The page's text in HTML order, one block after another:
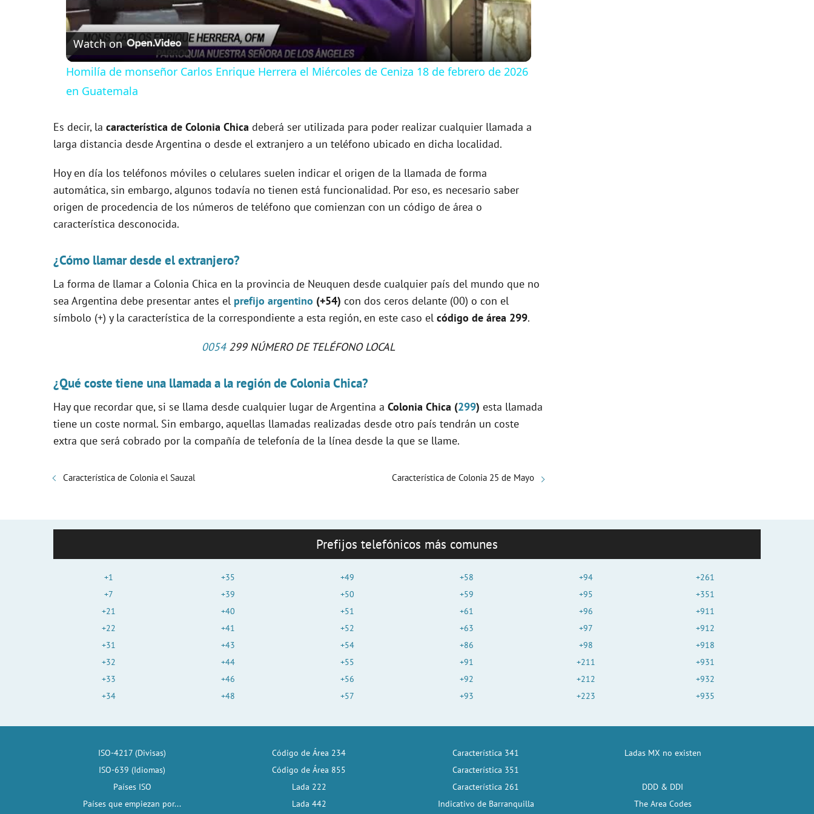
a
y
i
d
e
Watch on
Homilía de monseñor Carlos Enrique Herrera el Miércoles de Ceniza 18 de febrero de 2026
en Guatemala
Es decir, la característica de Colonia Chica deberá ser utilizada para poder realizar cualquier llamada a
larga distancia desde Argentina o desde el extranjero a un teléfono ubicado en dicha localidad.
Hoy en día los teléfonos móviles o celulares suelen indicar el origen de la llamada de forma
automática, sin embargo, algunos todavía no tienen está funcionalidad. Por eso, es necesario saber
origen de procedencia de los números de teléfono que comienzan con un código de área o
característica desconocida.
¿Cómo llamar desde el extranjero?
La forma de llamar a Colonia Chica en la provincia de Neuquen desde cualquier país del mundo que no
sea Argentina debe presentar antes el prefijo argentino (+54) con dos ceros delante (00) o con el
símbolo (+) y la característica de la correspondiente a esta región, en este caso el código de área 299.
0054299 NÚMERO DE TELÉFONO LOCAL
¿Qué coste tiene una llamada a la región de Colonia Chica?
Hay que recordar que, si se llama desde cualquier lugar de Argentina a Colonia Chica (299) esta llamada
tiene un coste normal. Sin embargo, aquellas llamadas realizadas desde otro país tendrán un coste
extra que será cobrado por la compañía de telefonía de la línea desde la que se llame.
Característica de Colonia el Sauzal Característica de Colonia 25 de Mayo
Prefijos telefónicos más comunes
+1
+7
+21
+22
+31
+32
+33
+34
+35
+39
+40
+41
+43
+44
+46
+48
+49
+50
+51
+52
+54
+55
+56
+57
+58
+59
+61
+63
+86
+91
+92
+93
+94
+95
+96
+97
+98
+211
+212
+223
+261
+351
+911
+912
+918
+931
+932
+935
ISO-4217 (Divisas)
ISO-639 (Idiomas)
Países ISO
Países que empiezan por...
Código de Área 234
Código de Área 855
Lada 222
Lada 442
Característica 341
Característica 351
Característica 261
Indicativo de Barranquilla
Ladas MX no existen
DDD & DDI
The Area Codes